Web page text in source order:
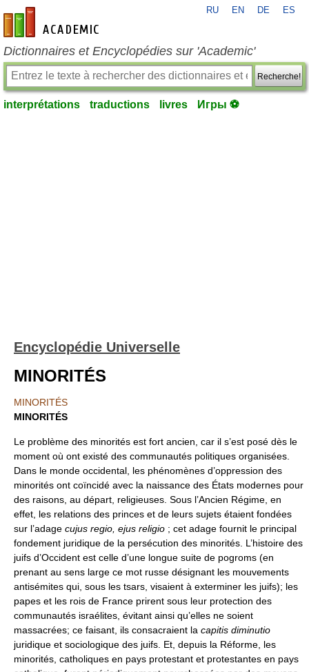
fr-academic.com
RU EN DE ES
Dictionnaires et Encyclopédies sur 'Academic'
Recherche!
interprétations traductions livres Игры ⚽
Encyclopédie Universelle
MINORITÉS
MINORITÉS
MINORITÉS
Le problème des minorités est fort ancien, car il s’est posé dès le
moment où ont existé des communautés politiques organisées.
Dans le monde occidental, les phénomènes d’oppression des
minorités ont coïncidé avec la naissance des États modernes pour
des raisons, au départ, religieuses. Sous l’Ancien Régime, en
effet, les relations des princes et de leurs sujets étaient fondées
sur l’adage cujus regio, ejus religio ; cet adage fournit le principal
fondement juridique de la persécution des minorités. L’histoire des
juifs d’Occident est celle d’une longue suite de pogroms (en
prenant au sens large ce mot russe désignant les mouvements
antisémites qui, sous les tsars, visaient à exterminer les juifs); les
papes et les rois de France prirent sous leur protection des
communautés israélites, évitant ainsi qu’elles ne soient
massacrées; ce faisant, ils consacraient la capitis diminutio
juridique et sociologique des juifs. Et, depuis la Réforme, les
minorités, catholiques en pays protestant et protestantes en pays